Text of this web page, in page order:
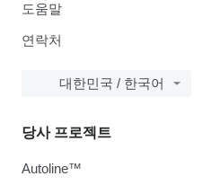
도움말
연락처
대한민국 / 한국어
당사 프로젝트
Autoline™